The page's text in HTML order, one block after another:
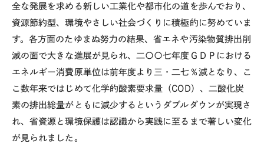
全な発展を求める新しい工業化や都市化の道を歩んでおり、
資源節約型、環境やさしい社会づくりに積極的に努めていま
す。各方面のたゆまぬ努力の結果、省エネや汚染物質排出削
減の面で大きな進展が見られ、二〇〇七年度ＧＤＰにおける
エネルギー消費原単位は前年度より三・二七％減となり、こ
こ数年来ではじめて化学的酸素要求量（COD）、二酸化炭
素の排出総量がともに減少するというダブルダウンが実現さ
れ、省資源と環境保護は認識から実践に至るまで著しい変化
が見られました。